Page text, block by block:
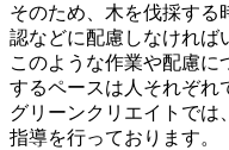
そのため、木を伐採する
認などに配慮しなければ
このような作業や配慮に
するペースは人それぞれ
グリーンクリエイトでは
指導を行っております。